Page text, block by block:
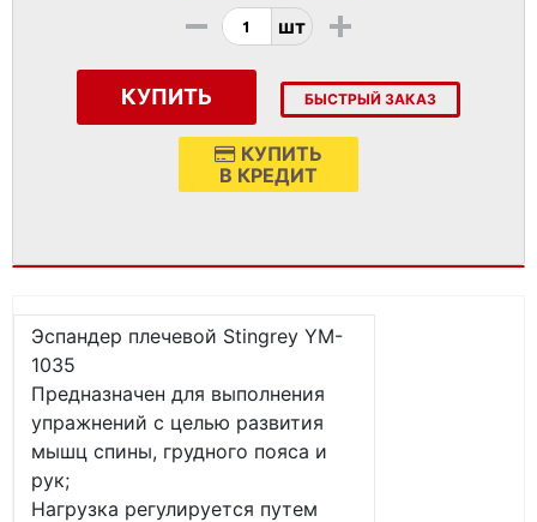
- шт +
КУПИТЬ БЫСТРЫЙ ЗАКАЗ
КУПИТЬ
В КРЕДИТ
Эспандер плечевой Stingrey YM-
1035
Предназначен для выполнения
упражнений с целью развития
мышц спины, грудного пояса и
рук;
Нагрузка регулируется путем